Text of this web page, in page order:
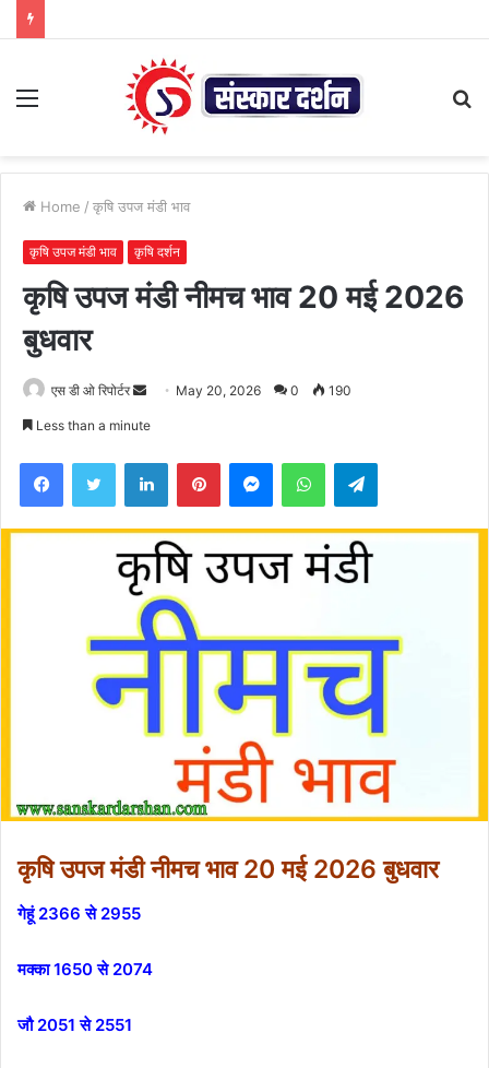
Menu
Home / कृषि उपज मंडी भाव
कृषि उपज मंडी भाव कृषि दर्शन
कृषि उपज मंडी नीमच भाव 20 मई 2026
बुधवार
एस डी ओ रिपोर्टर
Send May 20, 2026 0 190
Less than a minute
FacebookTwitter LinkedInPinterestMessengerWhatsAppTelegram
कृषि उपज मंडी नीमच भाव20 मई 2026 बुधवार
गेहूं 2366 से 2955
मक्का 1650 से 2074
जौ 2051 से 2551